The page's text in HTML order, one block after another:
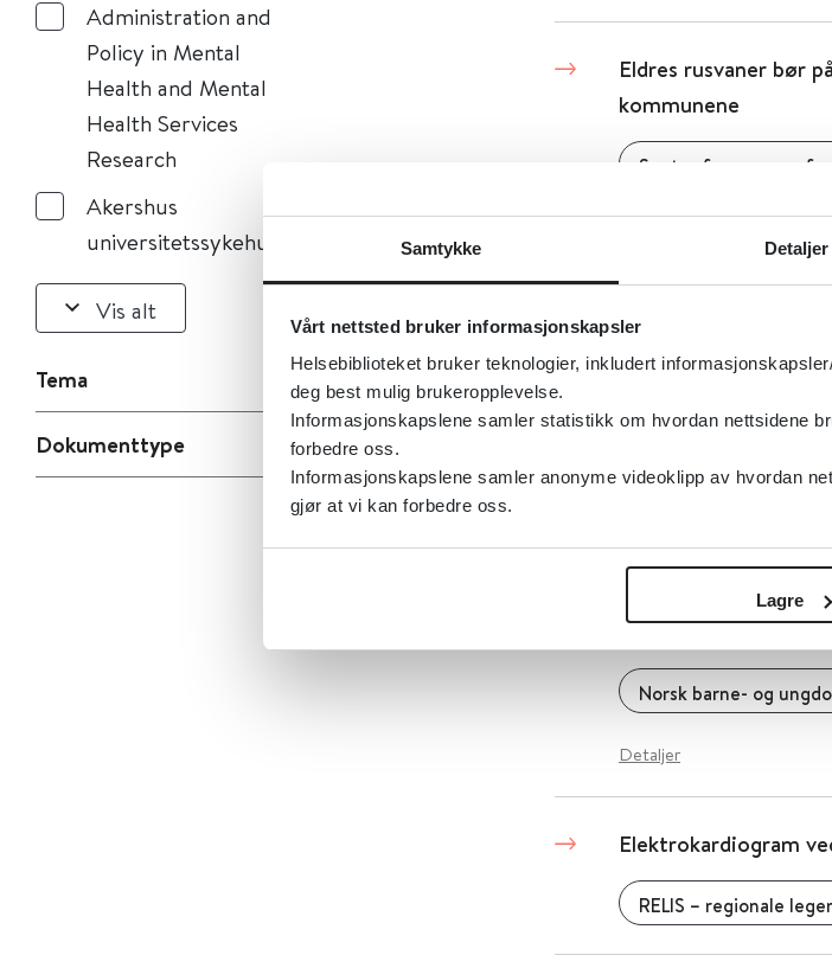
Samtykke Detaljer
Vårt nettsted bruker informasjonskapsler
Helsebiblioteket bruker teknologier, inkludert
deg best mulig brukeropplevelse.
Informasjonskapslene samler statistikk om hvordan nettsidene
forbedre oss.
Informasjonskapslene samler anonyme videoklipp av hvordan
gjør at vi kan forbedre oss.
Lagre
Administration and
Policy in Mental
Health and Mental
Health Services
Research
Akershus
universitetssykehus
Vis alt
Tema
Dokumenttype
Eldres rusvaner bør
kommunene
Senter for
Eldres sårbarhet for
Helsebiblioteket
Eldre, rus og
Helsedirektoratet
Detaljer
Elektiv mutisme. I:
Norsk barne- og
Detaljer
Elektrokardiogram
RELIS – regionale